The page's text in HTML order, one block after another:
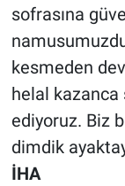
sofrasına
kesmeden
helal kazanca
ediyoruz. Biz
dimdik
İHA